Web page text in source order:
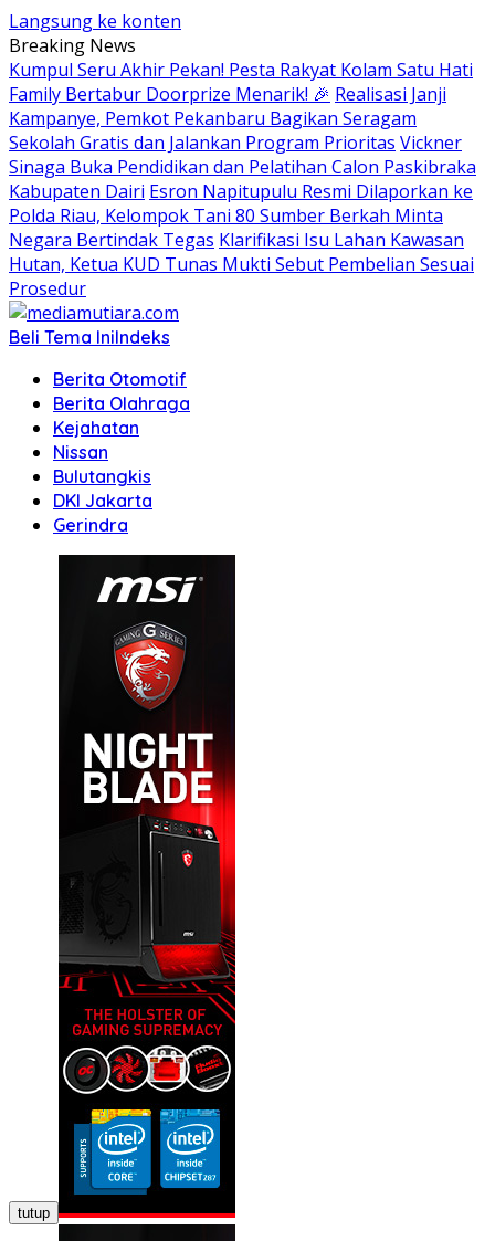
Langsung ke konten
Breaking News
Kumpul Seru Akhir Pekan! Pesta Rakyat Kolam Satu Hati
Family Bertabur Doorprize Menarik! 🎉 Realisasi Janji
Kampanye, Pemkot Pekanbaru Bagikan Seragam
Sekolah Gratis dan Jalankan Program Prioritas Vickner
Sinaga Buka Pendidikan dan Pelatihan Calon Paskibraka
Kabupaten Dairi Esron Napitupulu Resmi Dilaporkan ke
Polda Riau, Kelompok Tani 80 Sumber Berkah Minta
Negara Bertindak Tegas Klarifikasi Isu Lahan Kawasan
Hutan, Ketua KUD Tunas Mukti Sebut Pembelian Sesuai
Prosedur
Beli Tema IniIndeks
Berita Otomotif
Berita Olahraga
Kejahatan
Nissan
Bulutangkis
DKI Jakarta
Gerindra
tutup